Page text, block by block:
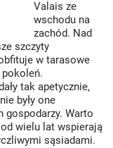
Valais ze
wschodu na
zachód. Nad
szczyty
w tarasowe
pokoleń.
tak apetycznie,
były one
gospodarzy. Warto
wielu lat wspierają
sąsiadami.